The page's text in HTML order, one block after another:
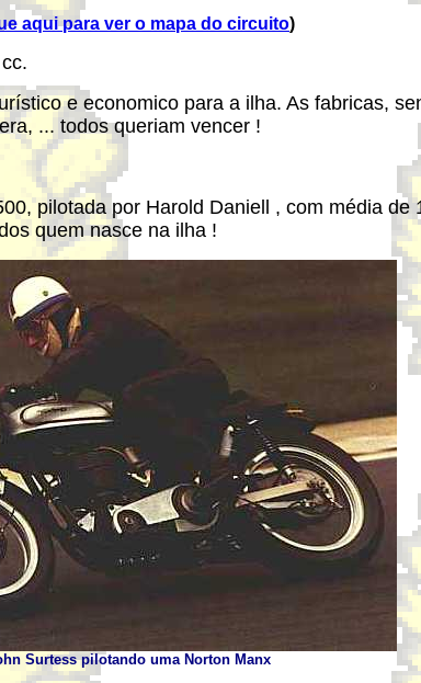
aqui para ver o mapa do circuito)
e economico para a ilha. As fabricas,
... todos queriam vencer !
pilotada por Harold Daniell , com média
quem nasce na ilha !
Surtess pilotando uma Norton Manx